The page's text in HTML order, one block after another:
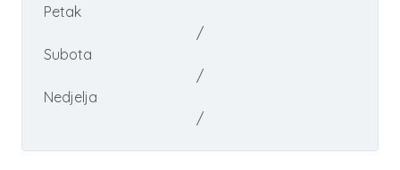
Petak
/
Subota
/
Nedjelja
/